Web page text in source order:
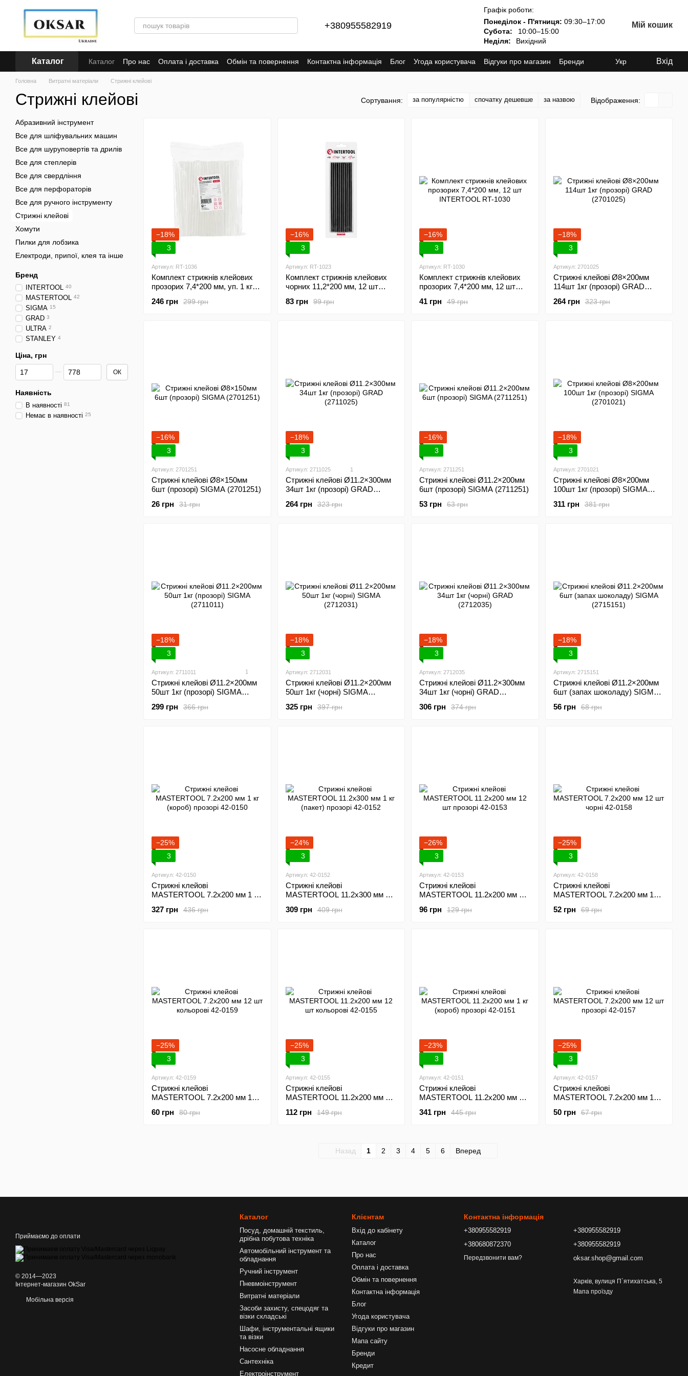
Перейти до основного контенту
+380955582919
Графік роботи:
Понеділок - П'ятниця: 09:30–17:00
Субота:
10:00–15:00
Неділя:
Вихідний
Мій кошик
Каталог Каталог Про нас Оплата і доставка Обмін та повернення Контактна інформація Блог Угода користувача Відгуки про магазин
Бренди
Кредит
Укр Вхід
Головна Витратні матеріали Стрижні клейові
Стрижні клейові Сортування: за популярністю спочатку дешевше за назвою Відображення:
−18%
3
Артикул: RT-1036
Комплект стрижнів клейових
прозорих 7,4*200 мм, уп. 1 кг
299 грн
246 грн
−16%
3
Артикул: RT-1023
Комплект стрижнів клейових
чорних 11,2*200 мм, 12 шт
99 грн
83 грн
−16%
3
Артикул: RT-1030
Комплект стрижнів клейових
прозорих 7,4*200 мм, 12 шт
49 грн
41 грн
−18%
3
Артикул: 2701025
Стрижні клейові Ø8×200мм
114шт 1кг (прозорі) GRAD
323 грн
264 грн
−16%
3
Артикул: 2701251
Стрижні клейові Ø8×150мм
6шт (прозорі) SIGMA (2701251)
31 грн
26 грн
−18%
3
Артикул: 2711025 1
Стрижні клейові Ø11.2×300мм
34шт 1кг (прозорі) GRAD
323 грн
264 грн
−16%
3
Артикул: 2711251
Стрижні клейові Ø11.2×200мм
6шт (прозорі) SIGMA (2711251)
63 грн
53 грн
−18%
3
Артикул: 2701021
Стрижні клейові Ø8×200мм
100шт 1кг (прозорі) SIGMA
381 грн
311 грн
−18%
3
Артикул: 2711011 1
Стрижні клейові Ø11.2×200мм
50шт 1кг (прозорі) SIGMA
366 грн
299 грн
−18%
3
Артикул: 2712031
Стрижні клейові Ø11.2×200мм
50шт 1кг (чорні) SIGMA
397 грн
325 грн
−18%
3
Артикул: 2712035
Стрижні клейові Ø11.2×300мм
34шт 1кг (чорні) GRAD
374 грн
306 грн
−18%
3
Артикул: 2715151
Стрижні клейові Ø11.2×200мм
6шт (запах шоколаду) SIGMA
68 грн
56 грн
−25%
3
Артикул: 42-0150
Стрижні клейові
MASTERTOOL 7.2х200 мм 1 кг
436 грн
327 грн
−24%
3
Артикул: 42-0152
Стрижні клейові
MASTERTOOL 11.2х300 мм 1
409 грн
309 грн
−26%
3
Артикул: 42-0153
Стрижні клейові
MASTERTOOL 11.2х200 мм 12
129 грн
96 грн
−25%
3
Артикул: 42-0158
Стрижні клейові
MASTERTOOL 7.2х200 мм 12
69 грн
52 грн
−25%
3
Артикул: 42-0159
Стрижні клейові
MASTERTOOL 7.2х200 мм 12
80 грн
60 грн
−25%
3
Артикул: 42-0155
Стрижні клейові
MASTERTOOL 11.2х200 мм 12
149 грн
112 грн
−23%
3
Артикул: 42-0151
Стрижні клейові
MASTERTOOL 11.2х200 мм 1
445 грн
341 грн
−25%
3
Артикул: 42-0157
Стрижні клейові
MASTERTOOL 7.2х200 мм 12
67 грн
50 грн
Назад 1 2 3 4 5 6 Вперед
Абразивний інструмент
Все для шліфувальних машин
Все для шуруповертів та дрилів
Все для степлерів
Все для свердління
Все для перфораторів
Все для ручного інструменту
Стрижні клейові
Хомути
Пилки для лобзика
Електроди, припої, клея та інше
Бренд
INTERTOOL 40
MASTERTOOL 42
SIGMA 15
GRAD 3
ULTRA 2
STANLEY 4
Ціна, грн
Від Ціна, грн
До Ціна, грн ОК
Наявність
В наявності 81
Немає в наявності 25
Приймаємо до оплати
© 2014—2023
Інтернет-магазин OkSar
Мобільна версія
Каталог
Посуд, домашній текстиль,
дрібна побутова техніка
Автомобільний інструмент та
обладнання
Ручний інструмент
Пневмоінструмент
Витратні матеріали
Засоби захисту, спецодяг та
візки складські
Шафи, інструментальні ящики
та візки
Насосне обладнання
Сантехніка
Електроінструмент
Клієнтам
Вхід до кабінету
Каталог
Про нас
Оплата і доставка
Обмін та повернення
Контактна інформація
Блог
Угода користувача
Відгуки про магазин
Мапа сайту
Бренди
Кредит
Контактна інформація
+380955582919
+380680872370
Передзвонити вам?
+380955582919
+380955582919
oksar.shop@gmail.com
Харків, вулиця П`ятихатська, 5
Мапа проїзду